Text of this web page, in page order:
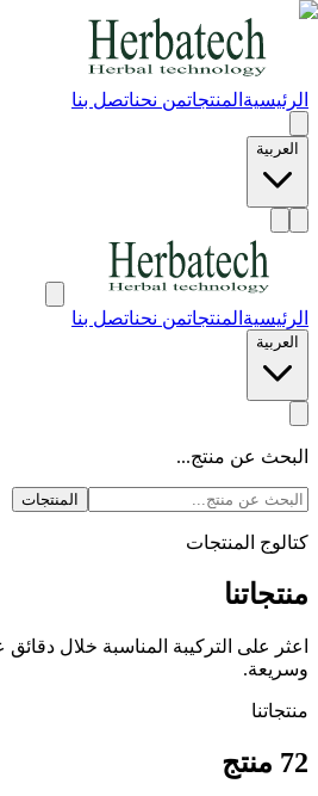
الرئيسية المنتجاتمن نحناتصل بنا
العربية
الرئيسية المنتجاتمن نحناتصل بنا
العربية
البحث عن منتج...
المنتجات
كتالوج المنتجات
منتجاتنا
اعثر على التركيبة المناسبة خلال
وسريعة.
منتجاتنا
72 منتج